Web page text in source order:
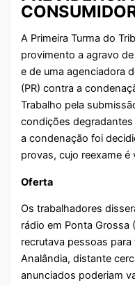
A Primeira Turma do
provimento a agravo
e de uma agenciadora
(PR) contra a
Trabalho pela
condições
a condenação foi
provas, cujo reexame é
Oferta
Os trabalhadores
rádio em Ponta Grossa
recrutava pessoas
Analândia, distante
anunciados poderiam